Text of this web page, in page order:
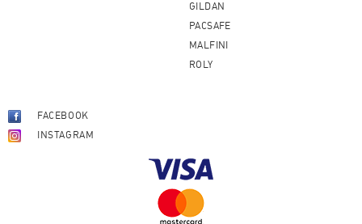
GILDAN
PACSAFE
MALFINI
ROLY
FACEBOOK
INSTAGRAM